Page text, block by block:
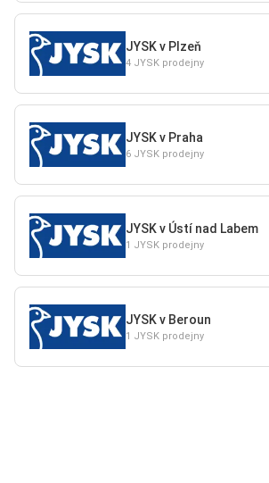
JYSK v Plzeň
4 JYSK prodejny
JYSK v Praha
6 JYSK prodejny
JYSK v Ústí nad Labem
1 JYSK prodejny
JYSK v Beroun
1 JYSK prodejny